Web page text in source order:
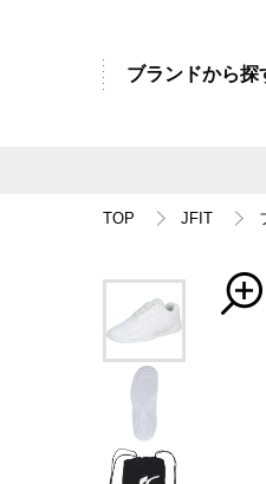
ブランドから探
TOP JFIT